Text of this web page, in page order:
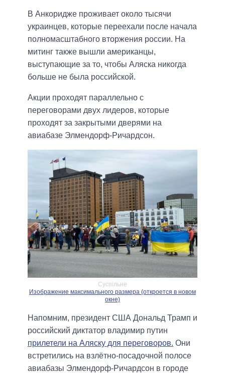
В Анкоридже проживает около тысячи
украинцев, которые переехали после начала
полномасштабного вторжения россии. На
митинг также вышли американцы,
выступающие за то, чтобы Аляска никогда
больше не была российской.
Акции проходят параллельно с
переговорами двух лидеров, которые
проходят за закрытыми дверями на
авиабазе Элмендорф-Ричардсон.
Суспiльне
Изображение максимального размера (откроется в новом
окне)
Напомним, президент США Дональд Трамп и
российский диктатор владимир путин
прилетели на Аляску для переговоров. Они
встретились на взлётно-посадочной полосе
авиабазы Элмендорф-Ричардсон в городе